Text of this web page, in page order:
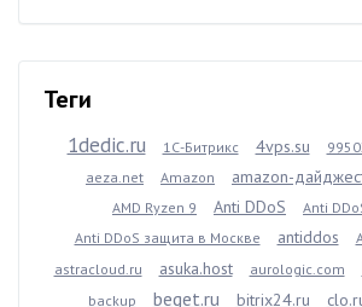
Теги
1dedic.ru 1С-Битрикс 4vps.su
aeza.net
Amazon amazon-
AMD Ryzen 9
Anti DDoS
Anti
Anti DDoS защита в Москве
antiddos
astracloud.ru
asuka.host aurologic.com
backup beget.ru bitrix24.ru